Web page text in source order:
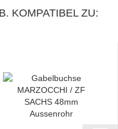
KOMPATIBEL ZU: